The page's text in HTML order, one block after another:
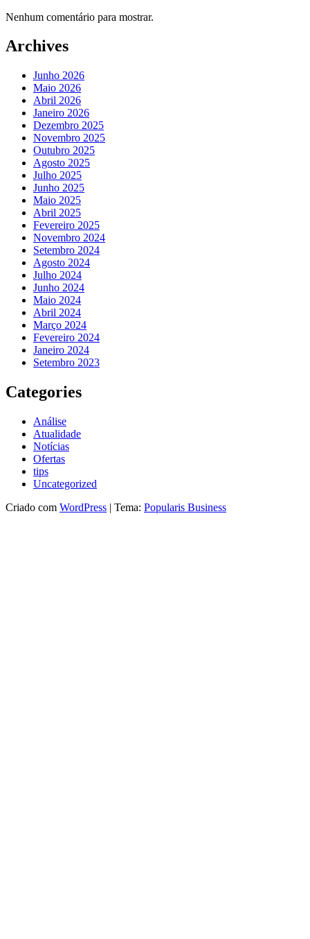
Nenhum comentário para mostrar.
Archives
Junho 2026
Maio 2026
Abril 2026
Janeiro 2026
Dezembro 2025
Novembro 2025
Outubro 2025
Agosto 2025
Julho 2025
Junho 2025
Maio 2025
Abril 2025
Fevereiro 2025
Novembro 2024
Setembro 2024
Agosto 2024
Julho 2024
Junho 2024
Maio 2024
Abril 2024
Março 2024
Fevereiro 2024
Janeiro 2024
Setembro 2023
Categories
Análise
Atualidade
Notícias
Ofertas
tips
Uncategorized
Criado com WordPress | Tema: Popularis Business